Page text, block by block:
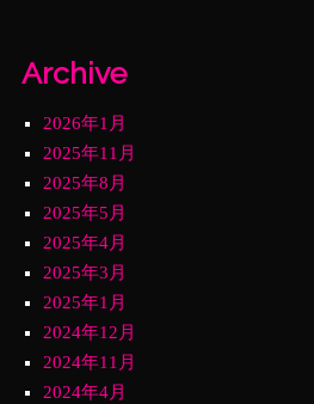
Archive
2026年1月
2025年11月
2025年8月
2025年5月
2025年4月
2025年3月
2025年1月
2024年12月
2024年11月
2024年4月